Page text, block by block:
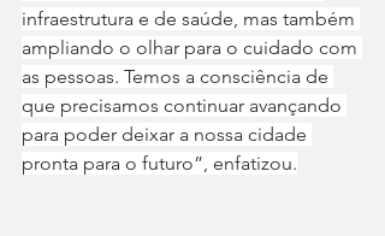
infraestrutura e de saúde, mas também
ampliando o olhar para o cuidado com
as pessoas. Temos a consciência de
que precisamos continuar avançando
para poder deixar a nossa cidade
pronta para o futuro”, enfatizou.